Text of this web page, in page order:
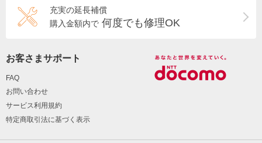
充実の延長補償
購入金額内で 何度でも修理OK
お客さまサポート
FAQ
お問い合わせ
サービス利用規約
特定商取引法に基づく表示